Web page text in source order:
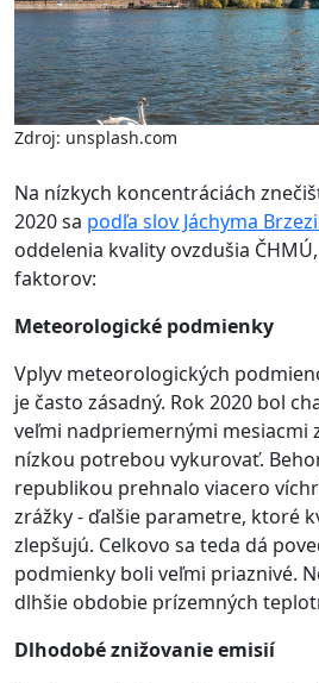
Zdroj: unsplash.com
Na nízkych koncentráciách
2020 sa podľa slov Jáchyma
oddelenia kvality ovzdušia
faktorov:
Meteorologické podmienky
Vplyv meteorologických
je často zásadný. Rok 2020 bol
veľmi nadpriemernými mesiacmi
nízkou potrebou vykurovať.
republikou prehnalo viacero
zrážky - ďalšie parametre, ktoré
zlepšujú. Celkovo sa teda dá
podmienky boli veľmi priaznivé.
dlhšie obdobie prízemných
Dlhodobé znižovanie emisií